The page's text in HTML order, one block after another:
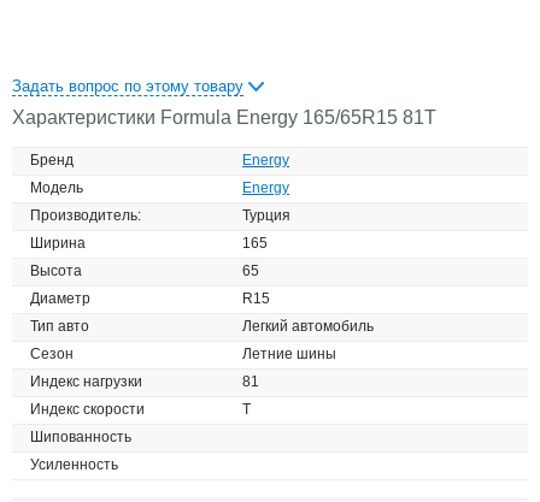
Задать вопрос по этому товару
Характеристики Formula Energy 165/65R15 81T
Бренд
Energy
Модель
Energy
Производитель:
Турция
Ширина
165
Высота
65
Диаметр
R15
Тип авто
Легкий автомобиль
Сезон
Летние шины
Индекс нагрузки
81
Индекс скорости
T
Шипованность
Усиленность